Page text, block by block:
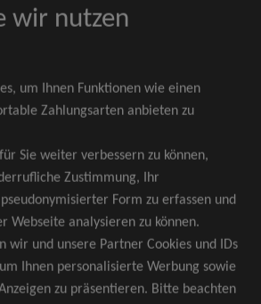
oder ähnliches.
ausschließlich
Sitzplätze, welche
Bestplatzbuchung vergeben
doch nicht verfügbar
Sie von uns Tickets für die
Kategorie. Und das
und völlig automatisch.
wir nutzen
um Ihnen Funktionen wie einen
Zahlungsarten anbieten zu
Sie weiter verbessern zu können,
Zustimmung, Ihr
Form zu erfassen und
Webseite analysieren zu können.
wir und unsere Partner Cookies und IDs
Ihnen personalisierte Werbung sowie
zu präsentieren. Bitte beachten